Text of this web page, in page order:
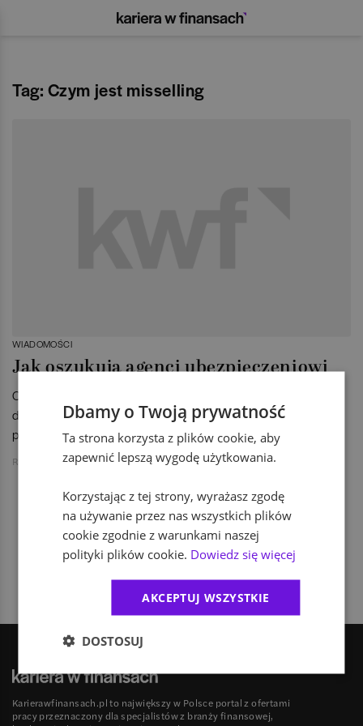
Tag: Czym jest misselling
WIADOMOŚCI
Jak oszukują agenci ubezpieczeniowi
Co piąty pośrednik ubezpieczeniowy pokusił się skorzystać z
dobrodziejstw missellingu - donosi "Puls Biznesu" na
podstawie badania PIPUiF.
Redakcja KarierawFinansach.pl
1
Karierawfinansach.pl to największy w Polsce portal z ofertami
pracy przeznaczony dla specjalistów z branży finansowej,
Dbamy o Twoją prywatność
Ta strona korzysta z plików cookie, aby
zapewnić lepszą wygodę użytkowania.
Korzystając z tej strony, wyrażasz zgodę
na używanie przez nas wszystkich plików
cookie zgodnie z warunkami naszej
polityki plików cookie. Dowiedz się więcej
AKCEPTUJ WSZYSTKIE
DOSTOSUJ